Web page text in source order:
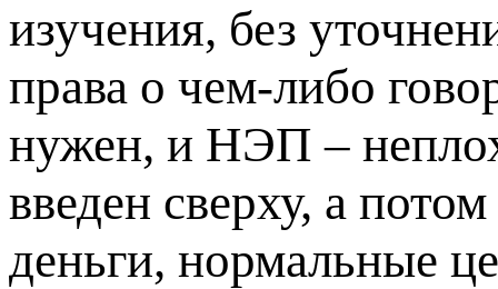
изучения, без
права о чем-либо
нужен, и НЭП –
введен сверху, а
деньги, нормальные